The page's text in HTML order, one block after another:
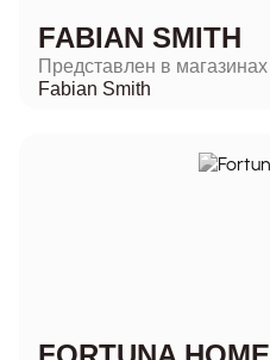
FABIAN SMITH
Представлен в магазинах
Fabian Smith